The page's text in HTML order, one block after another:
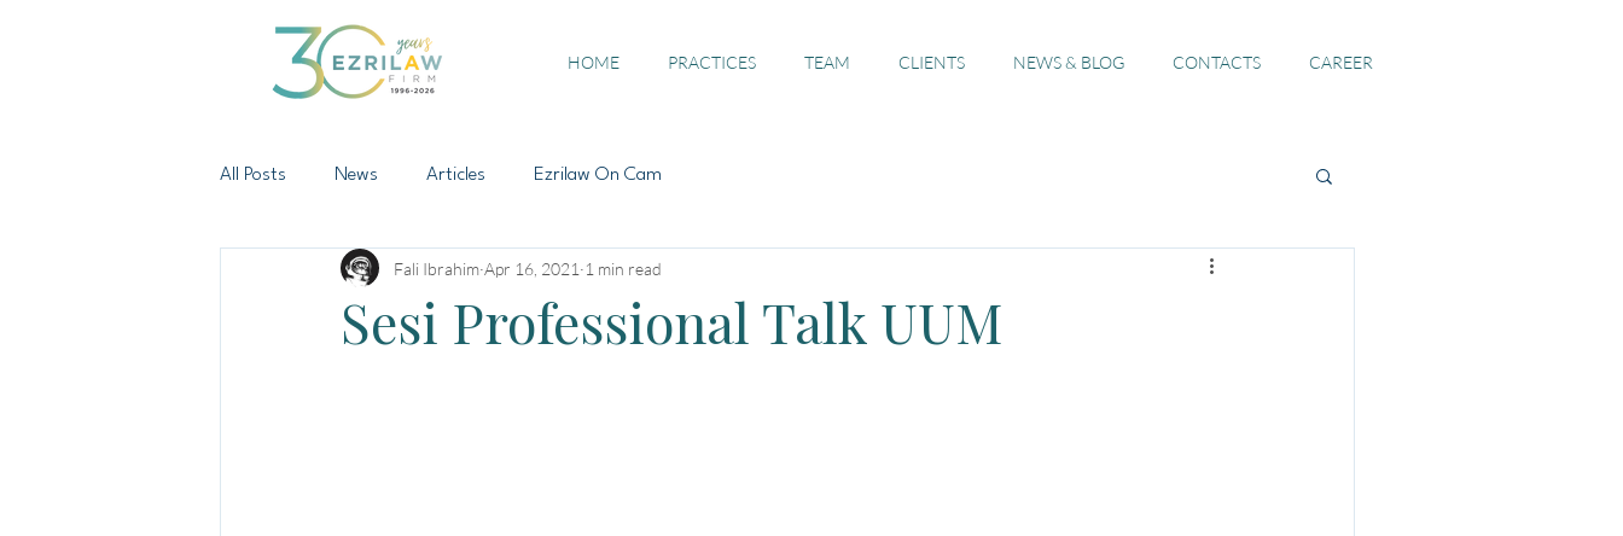
HOME PRACTICES TEAM CLIENTS NEWS & BLOG CONTACTS CAREER
All Posts News Articles Ezrilaw On Cam
Sesi Professional Talk UUM
Fali Ibrahim Apr 16, 2021 1 min read